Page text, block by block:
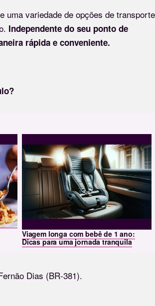
uma variedade de opções de transporte
Independente do seu ponto de
rápida e conveniente.
Viagem longa com bebê de 1 ano:
Dicas para uma jornada tranquila
Dias (BR-381).